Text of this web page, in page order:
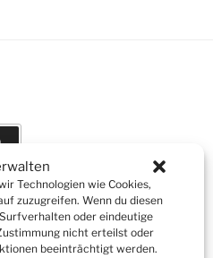
Technologien wie Cookies,
zuzugreifen. Wenn du diesen
oder eindeutige
nicht erteilst oder
beeinträchtigt werden.
Suchen